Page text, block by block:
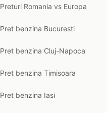
Preturi Romania vs Europa
Pret benzina Bucuresti
Pret benzina Cluj-Napoca
Pret benzina Timisoara
Pret benzina Iasi